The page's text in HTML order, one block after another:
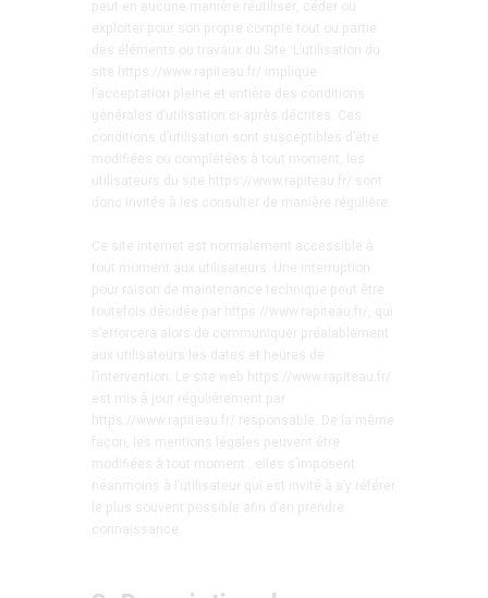
peut en aucune manière réutiliser, céder ou
exploiter pour son propre compte tout ou partie
des éléments ou travaux du Site. L’utilisation du
site https://www.rapiteau.fr/ implique
l’acceptation pleine et entière des conditions
générales d’utilisation ci-après décrites. Ces
conditions d’utilisation sont susceptibles d’être
modifiées ou complétées à tout moment, les
utilisateurs du site https://www.rapiteau.fr/ sont
donc invités à les consulter de manière régulière.
Ce site internet est normalement accessible à
tout moment aux utilisateurs. Une interruption
pour raison de maintenance technique peut être
toutefois décidée par https://www.rapiteau.fr/, qui
s’efforcera alors de communiquer préalablement
aux utilisateurs les dates et heures de
l’intervention. Le site web https://www.rapiteau.fr/
est mis à jour régulièrement par
https://www.rapiteau.fr/ responsable. De la même
façon, les mentions légales peuvent être
modifiées à tout moment : elles s’imposent
néanmoins à l’utilisateur qui est invité à s’y référer
le plus souvent possible afin d’en prendre
connaissance.